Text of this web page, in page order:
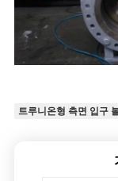
트루니온형 측면 입구